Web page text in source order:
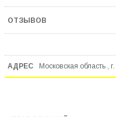
Московская область ,